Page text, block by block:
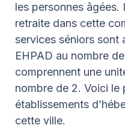
les personnes âgées.
retraite dans cette
services séniors sont
EHPAD au nombre
comprennent une
nombre de 2. Voici le
établissements
cette ville.